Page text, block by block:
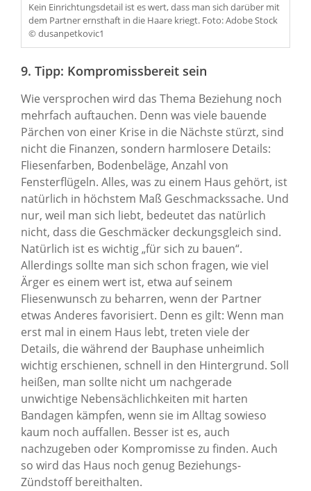
Kein Einrichtungsdetail ist es wert, dass man sich darüber mit
dem Partner ernsthaft in die Haare kriegt. Foto: Adobe Stock
© dusanpetkovic1
9. Tipp: Kompromissbereit sein
Wie versprochen wird das Thema Beziehung noch
mehrfach auftauchen. Denn was viele bauende
Pärchen von einer Krise in die Nächste stürzt, sind
nicht die Finanzen, sondern harmlosere Details:
Fliesenfarben, Bodenbeläge, Anzahl von
Fensterflügeln. Alles, was zu einem Haus gehört, ist
natürlich in höchstem Maß Geschmackssache. Und
nur, weil man sich liebt, bedeutet das natürlich
nicht, dass die Geschmäcker deckungsgleich sind.
Natürlich ist es wichtig „für sich zu bauen“.
Allerdings sollte man sich schon fragen, wie viel
Ärger es einem wert ist, etwa auf seinem
Fliesenwunsch zu beharren, wenn der Partner
etwas Anderes favorisiert. Denn es gilt: Wenn man
erst mal in einem Haus lebt, treten viele der
Details, die während der Bauphase unheimlich
wichtig erschienen, schnell in den Hintergrund. Soll
heißen, man sollte nicht um nachgerade
unwichtige Nebensächlichkeiten mit harten
Bandagen kämpfen, wenn sie im Alltag sowieso
kaum noch auffallen. Besser ist es, auch
nachzugeben oder Kompromisse zu finden. Auch
so wird das Haus noch genug Beziehungs-
Zündstoff bereithalten.